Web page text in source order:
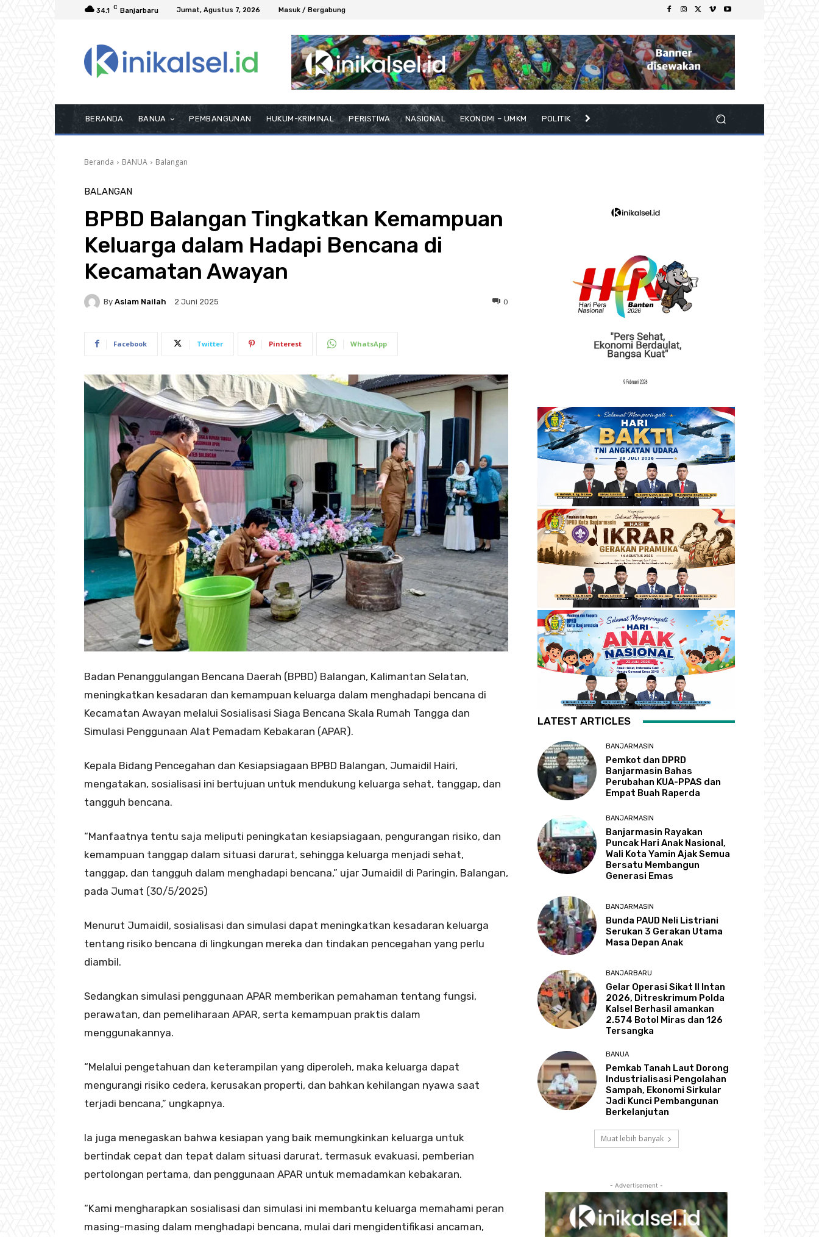
34.1 C Banjarbaru Jumat, Agustus 7, 2026 Masuk / Bergabung
BERANDA BANUA PEMBANGUNAN HUKUM-KRIMINAL PERISTIWA NASIONAL EKONOMI – UMKM POLITIK
Beranda BANUA Balangan
BALANGAN
BPBD Balangan Tingkatkan Kemampuan
Keluarga dalam Hadapi Bencana di
Kecamatan Awayan
By Aslam Nailah 2 Juni 2025 0
Facebook Twitter Pinterest WhatsApp
Badan Penanggulangan Bencana Daerah (BPBD) Balangan, Kalimantan Selatan,
meningkatkan kesadaran dan kemampuan keluarga dalam menghadapi bencana di
Kecamatan Awayan melalui Sosialisasi Siaga Bencana Skala Rumah Tangga dan
Simulasi Penggunaan Alat Pemadam Kebakaran (APAR).
Kepala Bidang Pencegahan dan Kesiapsiagaan BPBD Balangan, Jumaidil Hairi,
mengatakan, sosialisasi ini bertujuan untuk mendukung keluarga sehat, tanggap, dan
tangguh bencana.
“Manfaatnya tentu saja meliputi peningkatan kesiapsiagaan, pengurangan risiko, dan
kemampuan tanggap dalam situasi darurat, sehingga keluarga menjadi sehat,
tanggap, dan tangguh dalam menghadapi bencana,” ujar Jumaidil di Paringin, Balangan,
pada Jumat (30/5/2025)
Menurut Jumaidil, sosialisasi dan simulasi dapat meningkatkan kesadaran keluarga
tentang risiko bencana di lingkungan mereka dan tindakan pencegahan yang perlu
diambil.
Sedangkan simulasi penggunaan APAR memberikan pemahaman tentang fungsi,
perawatan, dan pemeliharaan APAR, serta kemampuan praktis dalam
menggunakannya.
“Melalui pengetahuan dan keterampilan yang diperoleh, maka keluarga dapat
mengurangi risiko cedera, kerusakan properti, dan bahkan kehilangan nyawa saat
terjadi bencana,” ungkapnya.
Ia juga menegaskan bahwa kesiapan yang baik memungkinkan keluarga untuk
bertindak cepat dan tepat dalam situasi darurat, termasuk evakuasi, pemberian
pertolongan pertama, dan penggunaan APAR untuk memadamkan kebakaran.
“Kami mengharapkan sosialisasi dan simulasi ini membantu keluarga memahami peran
masing-masing dalam menghadapi bencana, mulai dari mengidentifikasi ancaman,
LATEST ARTICLES
BANJARMASIN
Pemkot dan DPRD
Banjarmasin Bahas
Perubahan KUA-PPAS dan
Empat Buah Raperda
BANJARMASIN
Banjarmasin Rayakan
Puncak Hari Anak Nasional,
Wali Kota Yamin Ajak Semua
Bersatu Membangun
Generasi Emas
BANJARMASIN
Bunda PAUD Neli Listriani
Serukan 3 Gerakan Utama
Masa Depan Anak
BANJARBARU
Gelar Operasi Sikat II Intan
2026, Ditreskrimum Polda
Kalsel Berhasil amankan
2.574 Botol Miras dan 126
Tersangka
BANUA
Pemkab Tanah Laut Dorong
Industrialisasi Pengolahan
Sampah, Ekonomi Sirkular
Jadi Kunci Pembangunan
Berkelanjutan
Muat lebih banyak
- Advertisement -